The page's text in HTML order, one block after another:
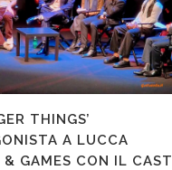
THINGS’
A LUCCA
& GAMES CON IL CAST